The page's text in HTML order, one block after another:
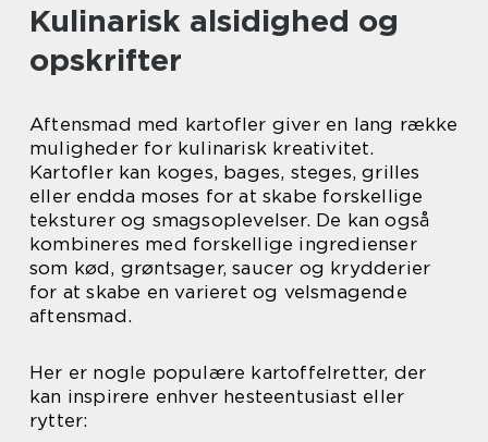
Kulinarisk alsidighed og
opskrifter
Aftensmad med kartofler giver en lang række
muligheder for kulinarisk kreativitet.
Kartofler kan koges, bages, steges, grilles
eller endda moses for at skabe forskellige
teksturer og smagsoplevelser. De kan også
kombineres med forskellige ingredienser
som kød, grøntsager, saucer og krydderier
for at skabe en varieret og velsmagende
aftensmad.
Her er nogle populære kartoffelretter, der
kan inspirere enhver hesteentusiast eller
rytter: